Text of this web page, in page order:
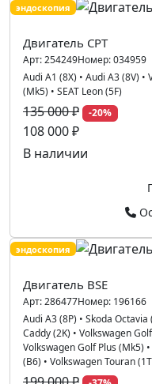
эндоскопия
Двигатель CPT
Арт:254249Номер:034959
Audi A1 (8X) • Audi A3 (8V) •
(Mk5) • SEAT Leon (5F)
135 000 ₽ -20%
108 000 ₽
В наличии
эндоскопия
Двигатель BSE
Арт:286477Номер: 196166
Audi A3 (8P) • Skoda Octavia
Caddy (2K) • Volkswagen
Volkswagen Golf Plus (Mk5) •
(B6) • Volkswagen Touran